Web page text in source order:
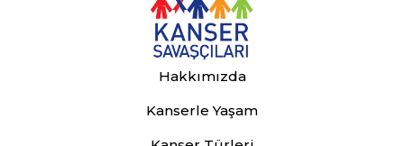
Hakkımızda
Kanserle Yaşam